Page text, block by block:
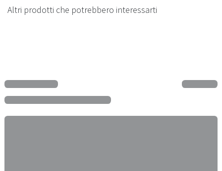
Altri prodotti che potrebbero interessarti